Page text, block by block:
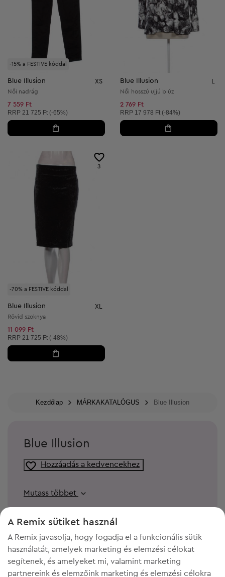
-15% a FESTIVE kóddal
Blue Illusion XS
Női nadrág
7 559 Ft
Ajánlott ár:
RRP 21 725 Ft (-65%)
Blue Illusion L
Női hosszú ujjú blúz
2 769 Ft
Ajánlott ár:
RRP 17 978 Ft (-84%)
-70% a FESTIVE kóddal
3
Blue Illusion XL
Rövid szoknya
11 099 Ft
Ajánlott ár:
RRP 21 725 Ft (-48%)
Kezdőlap MÁRKAKATALÓGUS Blue Illusion
Blue Illusion
Hozzáadás a kedvencekhez
Mutass többet
A Remix sütiket használ
A Remix javasolja, hogy fogadja el a funkcionális sütik
használatát, amelyek marketing és elemzési célokat
segítenek, és amelyeket mi, valamint marketing
partnereink és elemzőink marketing és elemzési célokra